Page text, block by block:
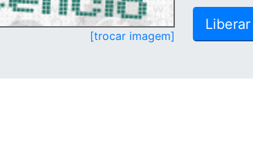
[trocar imagem]